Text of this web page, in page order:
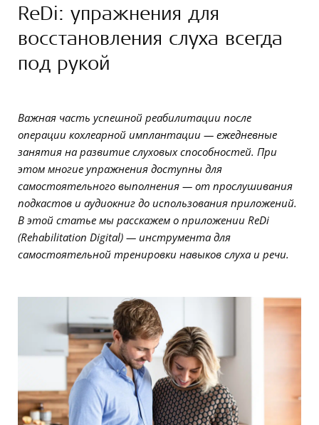
ReDi: упражнения для
восстановления слуха всегда
под рукой
Важная часть успешной реабилитации после
операции кохлеарной имплантации — ежедневные
занятия на развитие слуховых способностей. При
этом многие упражнения доступны для
самостоятельного выполнения — от прослушивания
подкастов и аудиокниг до использования приложений.
В этой статье мы расскажем о приложении ReDi
(Rehabilitation Digital) — инструмента для
самостоятельной тренировки навыков слуха и речи.